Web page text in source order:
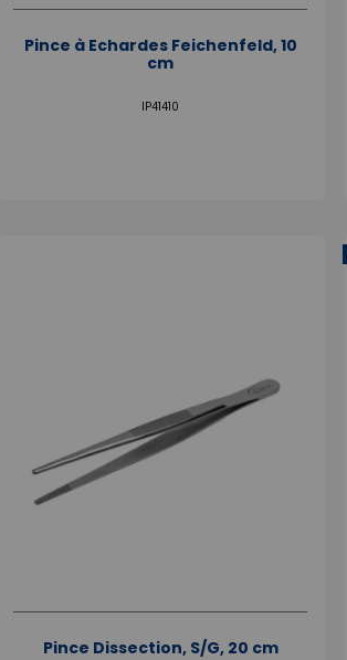
Pince à Echardes Feichenfeld, 10
cm
IP41410
Pince Dissection, S/G, 20 cm